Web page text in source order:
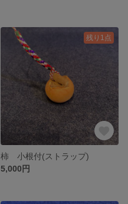
残り1点
柿 小根付(ストラップ)
5,000円